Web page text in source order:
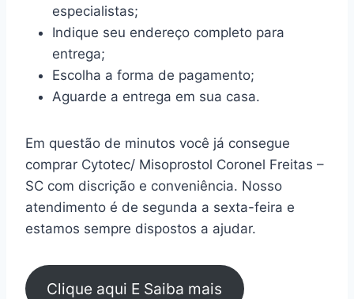
especialistas;
Indique seu endereço completo para
entrega;
Escolha a forma de pagamento;
Aguarde a entrega em sua casa.
Em questão de minutos você já consegue
comprar Cytotec/ Misoprostol Coronel Freitas –
SC com discrição e conveniência. Nosso
atendimento é de segunda a sexta-feira e
estamos sempre dispostos a ajudar.
Clique aqui E Saiba mais